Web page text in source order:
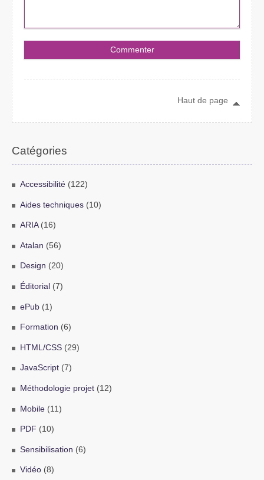
Haut de page
Catégories
Accessibilité(122)
Aides techniques(10)
ARIA(16)
Atalan (56)
Design (20)
Éditorial (7)
ePub(1)
Formation (6)
HTML/CSS(29)
JavaScript(7)
Méthodologie projet(12)
Mobile(11)
PDF (10)
Sensibilisation (6)
Vidéo(8)